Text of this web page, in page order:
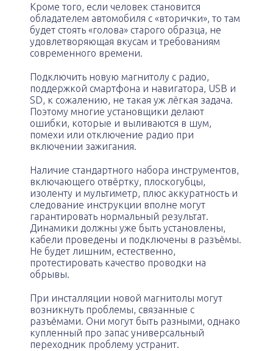
Кроме того, если человек становится
обладателем автомобиля с «вторички», то там
будет стоять «голова» старого образца, не
удовлетворяющая вкусам и требованиям
современного времени.
Подключить новую магнитолу с радио,
поддержкой смартфона и навигатора, USB и
SD, к сожалению, не такая уж лёгкая задача.
Поэтому многие установщики делают
ошибки, которые и выливаются в шум,
помехи или отключение радио при
включении зажигания.
Наличие стандартного набора инструментов,
включающего отвёртку, плоскогубцы,
изоленту и мультиметр, плюс аккуратность и
следование инструкции вполне могут
гарантировать нормальный результат.
Динамики должны уже быть установлены,
кабели проведены и подключены в разъёмы.
Не будет лишним, естественно,
протестировать качество проводки на
обрывы.
При инсталляции новой магнитолы могут
возникнуть проблемы, связанные с
разъёмами. Они могут быть разными, однако
купленный про запас универсальный
переходник проблему устранит.